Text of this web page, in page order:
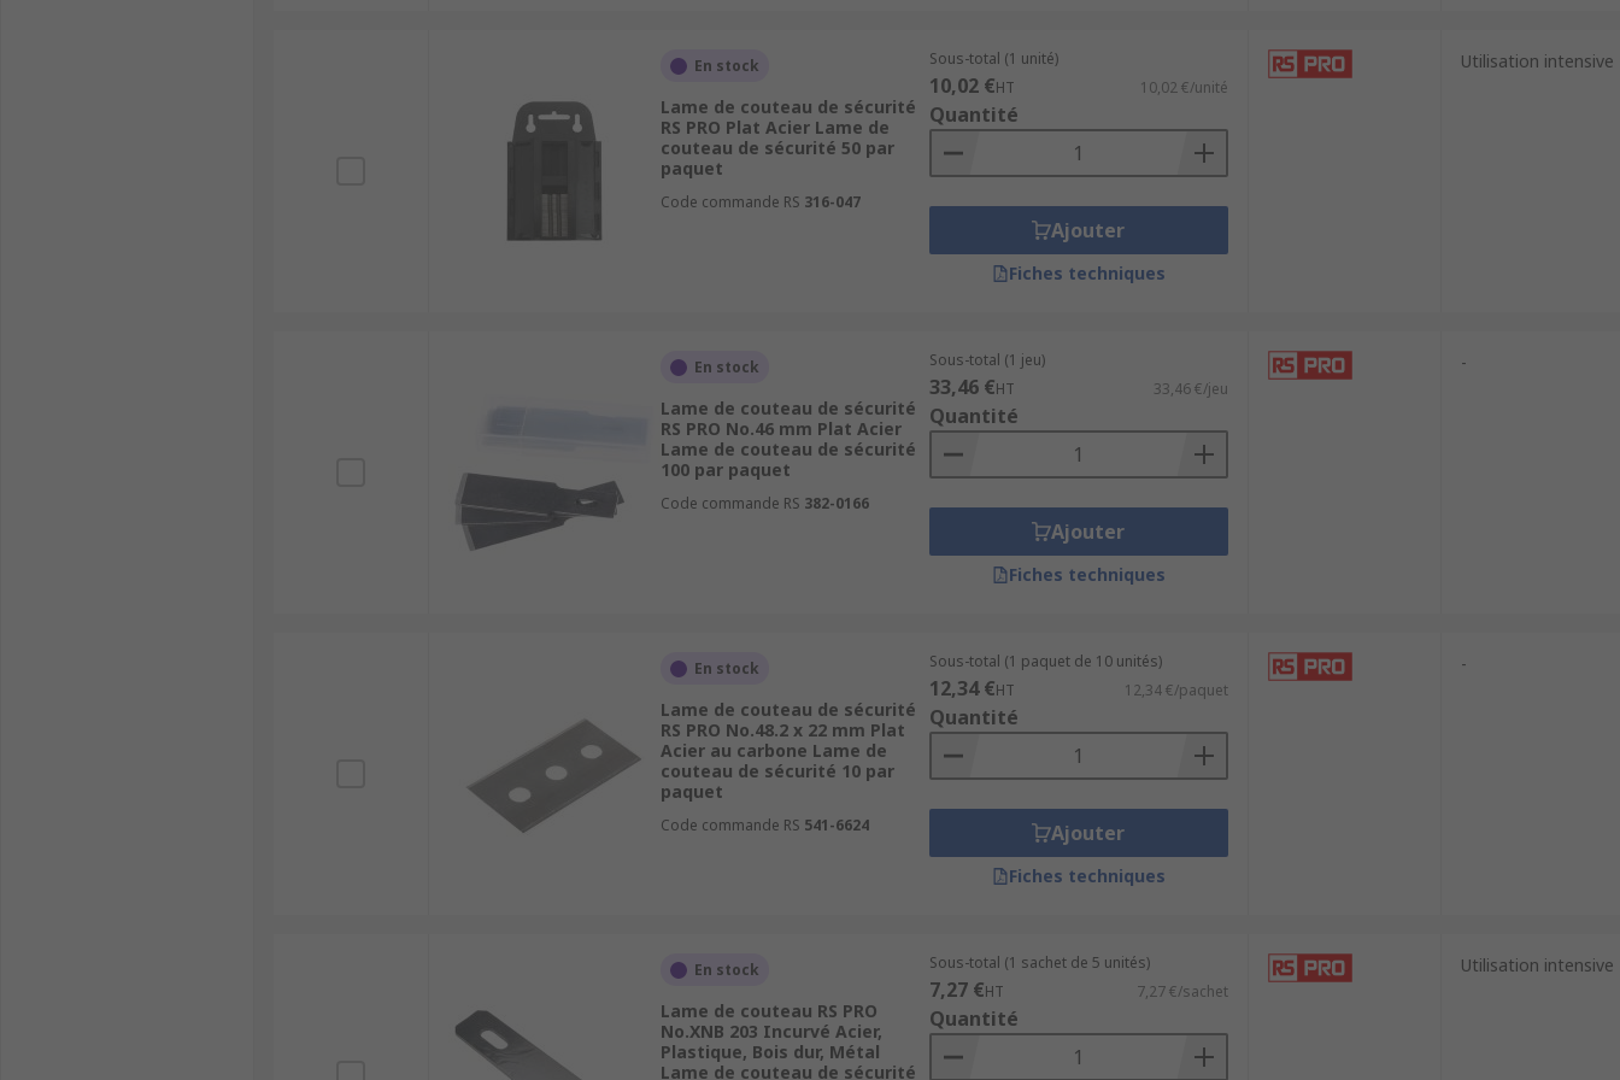
En stock
Lame de couteau de sécurité
RS PRO Plat Acier Lame de
couteau de sécurité 50 par
paquet
Code commande RS 316-047
Sous-total (1 unité)
10,02 €HT 10,02 €/unité
Quantité
Ajouter
Fiches techniques
Utilisation intensive
En stock
Lame de couteau de sécurité
RS PRO No.46 mm Plat Acier
Lame de couteau de sécurité
100 par paquet
Code commande RS 382-0166
Sous-total (1 jeu)
33,46 €HT 33,46 €/jeu
Quantité
Ajouter
Fiches techniques
-
En stock
Lame de couteau de sécurité
RS PRO No.48.2 x 22 mm Plat
Acier au carbone Lame de
couteau de sécurité 10 par
paquet
Code commande RS 541-6624
Sous-total (1 paquet de 10 unités)
12,34 €HT 12,34 €/paquet
Quantité
Ajouter
Fiches techniques
-
En stock
Lame de couteau RS PRO
No.XNB 203 Incurvé Acier,
Plastique, Bois dur, Métal
Lame de couteau de sécurité
Sous-total (1 sachet de 5 unités)
7,27 €HT 7,27 €/sachet
Quantité
Utilisation intensive